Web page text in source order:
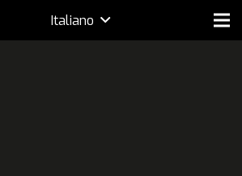
Italiano